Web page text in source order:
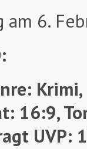
am 6.
16:9,
UVP: